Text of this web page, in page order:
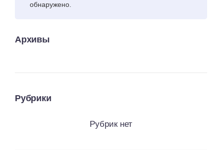
обнаружено.
Архивы
Рубрики
Рубрик нет